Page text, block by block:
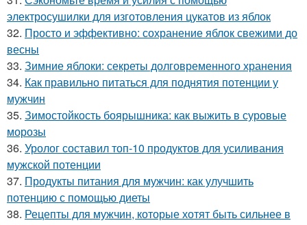
электросушилки для изготовления цукатов из яблок
32. Просто и эффективно: сохранение яблок свежими до
весны
33. Зимние яблоки: секреты долговременного хранения
34. Как правильно питаться для поднятия потенции у
мужчин
35. Зимостойкость боярышника: как выжить в суровые
морозы
36. Уролог составил топ-10 продуктов для усиливания
мужской потенции
37. Продукты питания для мужчин: как улучшить
потенцию с помощью диеты
38. Рецепты для мужчин, которые хотят быть сильнее в